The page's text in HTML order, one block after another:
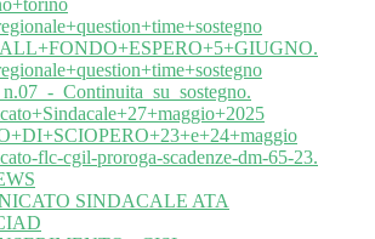
_Continuita_su_sostegno.
flc-cgil-proroga-scadenze-dm-65-23.
SINDACALE ATA